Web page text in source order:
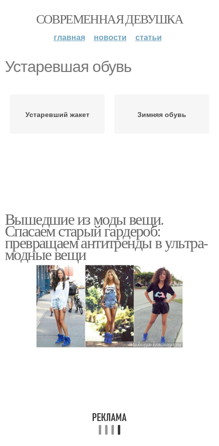
СОВРЕМЕННАЯ ДЕВУШКА
главная новости статьи
Устаревшая обувь
Устаревший жакет Зимняя обувь
Вышедшие из моды вещи.
Спасаем старый гардероб:
превращаем антитренды в ультра-
модные вещи